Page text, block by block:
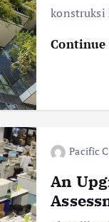
konstruksi
Pacific
An